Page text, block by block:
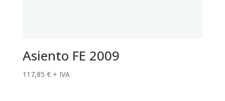
Asiento FE 2009
117,85 € + IVA